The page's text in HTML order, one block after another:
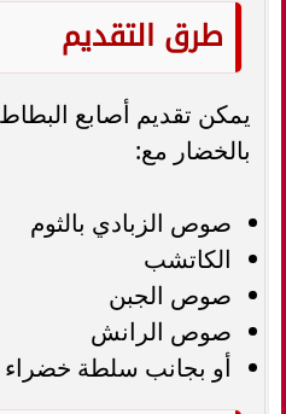
طرق التقديم
يمكن تقديم أصابع
بالخضار مع:
صوص الزبادي بالثوم
الكاتشب
صوص الجبن
صوص الرانش
أو بجانب سلطة